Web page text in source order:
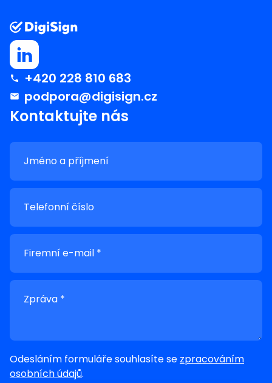
+420 228 810 683
podpora@digisign.cz
Kontaktujte nás
Jméno a příjmení
Telefonní číslo
Firemní e-mail *
Zpráva *
Odesláním formuláře souhlasíte se zpracováním
osobních údajů.